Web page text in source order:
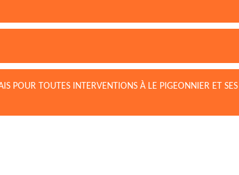
POUR TOUTES INTERVENTIONS À LE PIGEONNIER ET SES